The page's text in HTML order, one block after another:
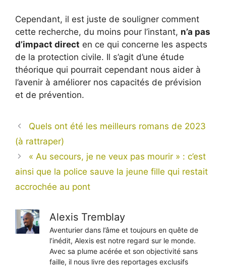
Cependant, il est juste de souligner comment
cette recherche, du moins pour l’instant, n’a pas
d’impact direct en ce qui concerne les aspects
de la protection civile. Il s’agit d’une étude
théorique qui pourrait cependant nous aider à
l’avenir à améliorer nos capacités de prévision
et de prévention.
Quels ont été les meilleurs romans de 2023
(à rattraper)
« Au secours, je ne veux pas mourir » : c’est
ainsi que la police sauve la jeune fille qui restait
accrochée au pont
Alexis Tremblay
Aventurier dans l’âme et toujours en quête de
l’inédit, Alexis est notre regard sur le monde.
Avec sa plume acérée et son objectivité sans
faille, il nous livre des reportages exclusifs